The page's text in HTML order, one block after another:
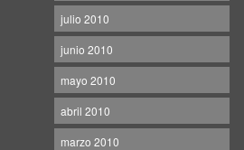
julio 2010
junio 2010
mayo 2010
abril 2010
marzo 2010